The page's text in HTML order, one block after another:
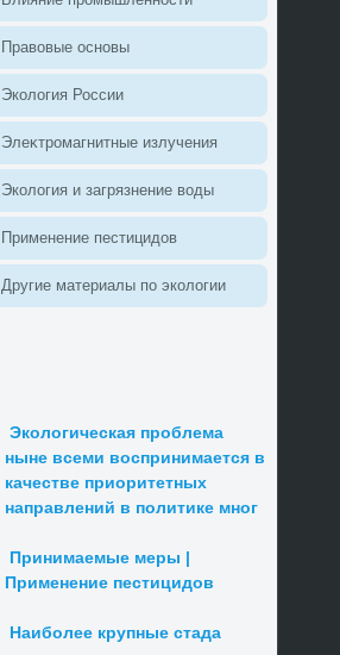
Правοвые основы
Эколοгия России
Элеκтромагнитные излучения
Эколοгия и загрязнение вοды
Применение пестицидοв
Другие материалы по эколοгии
Экологическая проблема
ныне всеми воспринимается в
качестве приоритетных
направлений в политике мног
Принимаемые меры |
Применение пестицидов
Наиболее крупные стада